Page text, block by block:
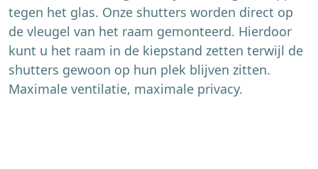
tegen het glas. Onze shutters worden direct op
de vleugel van het raam gemonteerd. Hierdoor
kunt u het raam in de kiepstand zetten terwijl de
shutters gewoon op hun plek blijven zitten.
Maximale ventilatie, maximale privacy.